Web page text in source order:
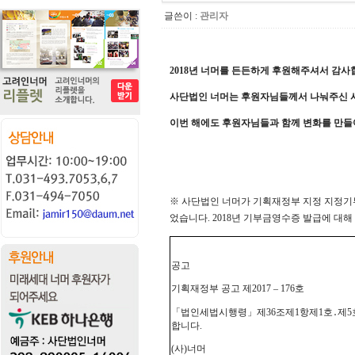
글쓴이 : 관리자
2018년 너머를 든든하게 후원해주셔서 감사
사단법인 너머는 후원자님들께서 나눠주신
이번 해에도 후원자님들과 함께 변화를 만
※ 사단법인 너머가 기획재정부 지정 지정기
었습니다. 2018년 기부금영수증 발급에 대
공고
기획재정부 공고 제2017 – 176호
「법인세법시행령」제36조제1항제1호․
합니다.
(사)너머